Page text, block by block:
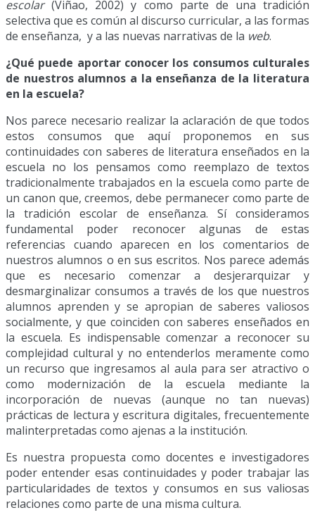
escolar(Viñao, 2002) y como parte de una tradición
selectiva que es común al discurso curricular, a las formas
de enseñanza, y a las nuevas narrativas de la web.
¿Qué puede aportar conocer los consumos culturales
de nuestros alumnos a la enseñanza de la literatura
en la escuela?
Nos parece necesario realizar la aclaración de que todos
estos consumos que aquí proponemos en sus
continuidades con saberes de literatura enseñados en la
escuela no los pensamos como reemplazo de textos
tradicionalmente trabajados en la escuela como parte de
un canon que, creemos, debe permanecer como parte de
la tradición escolar de enseñanza. Sí consideramos
fundamental poder reconocer algunas de estas
referencias cuando aparecen en los comentarios de
nuestros alumnos o en sus escritos. Nos parece además
que es necesario comenzar a desjerarquizar y
desmarginalizar consumos a través de los que nuestros
alumnos aprenden y se apropian de saberes valiosos
socialmente, y que coinciden con saberes enseñados en
la escuela. Es indispensable comenzar a reconocer su
complejidad cultural y no entenderlos meramente como
un recurso que ingresamos al aula para ser atractivo o
como modernización de la escuela mediante la
incorporación de nuevas (aunque no tan nuevas)
prácticas de lectura y escritura digitales, frecuentemente
malinterpretadas como ajenas a la institución.
Es nuestra propuesta como docentes e investigadores
poder entender esas continuidades y poder trabajar las
particularidades de textos y consumos en sus valiosas
relaciones como parte de una misma cultura.